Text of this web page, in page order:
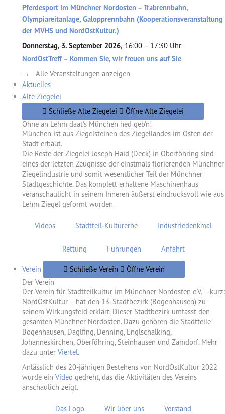
Pferdesport im Münchner Nordosten – Trabrennbahn,
Olympiareitanlage, Galopprennbahn (Kooperationsveranstaltung
der MVHS und NordOstKultur.)
Donnerstag, 3. September 2026, 16:00 – 17:30 Uhr
NordOstTreff – Kommen Sie, wir freuen uns auf Sie
→ Alle Veranstaltungen anzeigen
Aktuelles
Alte Ziegelei
Schließe Alte Ziegelei
Öffne Alte Ziegelei
Ohne an Lehm daat's München ned geb'n!
München ist aus Ziegelsteinen des Ziegellandes im Osten der
Stadt erbaut.
Die Reste der Ziegelei Joseph Haid (Deck) in Oberföhring sind
eines der letzten Zeugnisse der einstmals florierenden Münchner
Ziegelindustrie und somit wesentlicher Teil der Münchner
Stadtgeschichte. Das komplett erhaltene Maschinenhaus
veranschaulicht in seinem Inneren äußerst eindrucksvoll wie aus
Lehm Ziegel geformt wurden.
Videos Stadtteil-Kulturerbe Industriedenkmal
Rettung Führungen Anfahrt
Verein Schließe Verein
Öffne Verein
Der Verein
Der Verein für Stadtteilkultur im Münchner Nordosten e.V. – kurz:
NordOstKultur – hat den 13. Stadtbezirk (Bogenhausen) zu
seinem Wirkungsfeld erklärt. Dieser Stadtbezirk umfasst den
gesamten Münchner Nordosten. Dazu gehören die Stadtteile
Bogenhausen, Daglfing, Denning, Englschalking,
Johanneskirchen, Oberföhring, Steinhausen und Zamdorf. Mehr
dazu unter Viertel.
Anlässlich des 20-jährigen Bestehens von NordOstKultur 2022
wurde ein Video gedreht, das die Aktivitäten des Vereins
anschaulich zeigt.
Das Logo Wir über uns Vorstand